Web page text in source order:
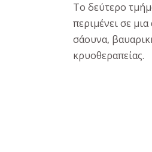
Το δεύτερο
περιμένει σε
σάουνα,
κρυοθεραπείας.